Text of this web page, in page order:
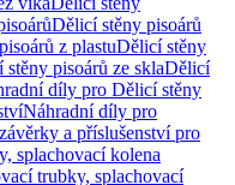
Dělicí stěny pisoárů
z plastuDělicí stěny
pisoárů ze sklaDělicí
díly pro Dělicí stěny
Náhradní díly pro
a příslušenství pro
splachovací kolena
trubky, splachovací